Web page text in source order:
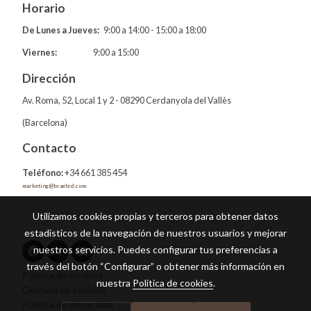
Horario
De Lunes a Jueves: 9:00 a 14:00 - 15:00 a 18:00
Viernes: 9:00 a 15:00
Dirección
Av. Roma, 52, Local 1 y 2 - 08290 Cerdanyola del Vallès
(Barcelona)
Contacto
Teléfono:+34 661 385 454
marketing@braeled.com
Gestión de cookies
Política de privacidad
Utilizamos cookies propias y terceros para obtener datos
estadísticos de la navegación de nuestros usuarios y mejorar
nuestros servicios. Puedes configurar tus preferencias a
través del botón “Configurar” o obtener más información en
nuestra Política de cookies.